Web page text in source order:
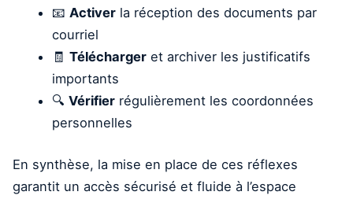
📧 Activerla réception des documents par
courriel
🧾 Téléchargeret archiver les justificatifs
importants
🔍 Vérifierrégulièrement les coordonnées
personnelles
En synthèse, la mise en place de ces réflexes
garantit un accès sécurisé et fluide à l’espace